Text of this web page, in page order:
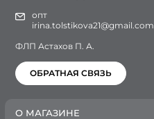
опт
irina.tolstikova21@gmail.com
ФЛП Астахов П. А.
ОБРАТНАЯ СВЯЗЬ
О МАГАЗИНЕ